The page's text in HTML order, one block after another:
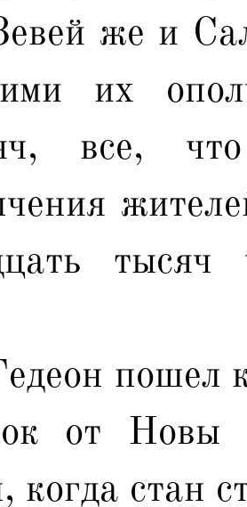
же и
их
все,
тысяч
пошел
от Новы
когда стан